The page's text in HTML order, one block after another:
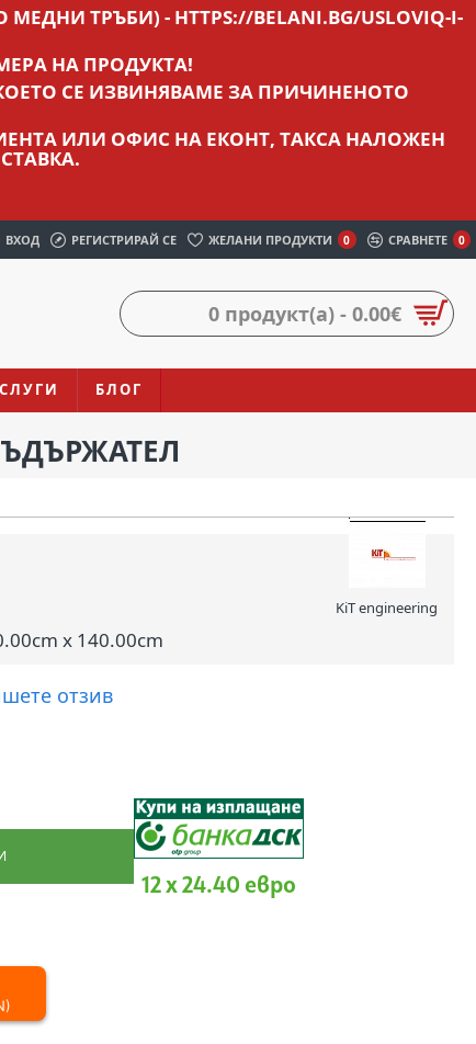
ТРЪБИ) - HTTPS://BELANI.BG/USLOVIQ-I-
НА ПРОДУКТА!
СЕ ИЗВИНЯВАМЕ ЗА ПРИЧИНЕНОТО
ИЛИ ОФИС НА ЕКОНТ, ТАКСА НАЛОЖЕН
ВХОД РЕГИСТРИРАЙ СЕ ЖЕЛАНИ ПРОДУКТИ 0 СРАВНЕТЕ 0
0 продукт(а) - 0.00€
БЛОГ
x 140.00cm
KiT engineering
отзив
12 x 24.40 евро